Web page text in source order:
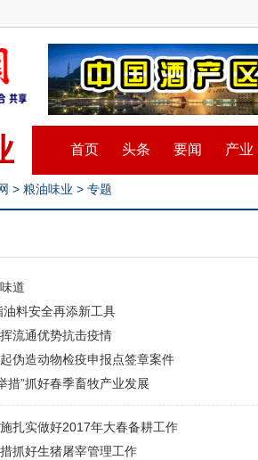
首页 头条 要闻 产业
> 粮油味业 > 专题
道
料安全再添新工具
流通优势抗击疫情
伪造动物检疫申报点签章案件
措”抓好春季畜牧产业发展
扎实做好2017年大春备耕工作
抓好生猪屠宰管理工作